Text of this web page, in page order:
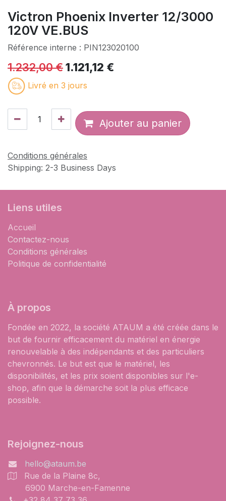
Victron Phoenix Inverter 12/3000
120V VE.BUS
Référence interne : PIN123020100
1.232,00€1.121,12 €
Livré en 3 jours
Ajouter au panier
Conditions générales
Shipping: 2-3 Business Days
Liens utiles
Accueil
Contactez-nous
Conditions générales
Politique de confidentialité
À propos
Fondée en 2022, la société ATAUM a été créée dans le
but de fournir efficacement du matériel en énergie
renouvelable à des indépendants et des particuliers
chevronnés. Le but est que le matériel, les
disponibilités, et les prix soient disponibles sur l'e-
shop, afin que la démarche soit la plus efficace
possible.
Rejoignez-nous
hello@ataum.be
Rue de la Plaine 8c,
6900 Marche-en-Famenne